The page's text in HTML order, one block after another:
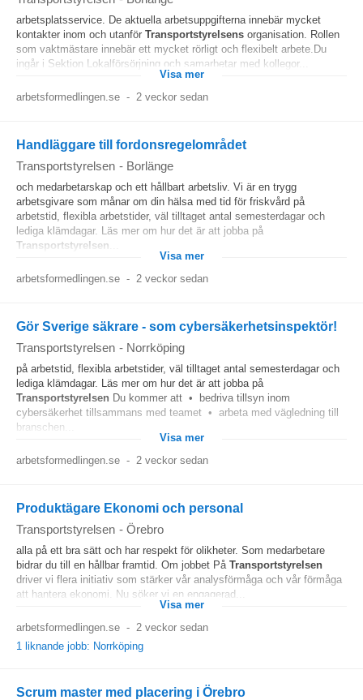
arbetsplatsservice. De aktuella arbetsuppgifterna innebär mycket
kontakter inom och utanför Transportstyrelsens organisation. Rollen
som vaktmästare innebär ett mycket rörligt och flexibelt arbete.Du
ingår i Sektion Lokalförsörjning och samarbetar med kollegor...
Visa mer
arbetsformedlingen.se - 2 veckor sedan
Handläggare till fordonsregelområdet
Transportstyrelsen - Borlänge
och medarbetarskap och ett hållbart arbetsliv. Vi är en trygg
arbetsgivare som månar om din hälsa med tid för friskvård på
arbetstid, flexibla arbetstider, väl tilltaget antal semesterdagar och
lediga klämdagar. Läs mer om hur det är att jobba på
Transportstyrelsen
Visa mer
arbetsformedlingen.se - 2 veckor sedan
Gör Sverige säkrare - som cybersäkerhetsinspektör!
Transportstyrelsen - Norrköping
på arbetstid, flexibla arbetstider, väl tilltaget antal semesterdagar och
lediga klämdagar. Läs mer om hur det är att jobba på
Transportstyrelsen Du kommer att • bedriva tillsyn inom
cybersäkerhet tillsammans med teamet • arbeta med vägledning till
branschen...
Visa mer
arbetsformedlingen.se - 2 veckor sedan
Produktägare Ekonomi och personal
Transportstyrelsen - Örebro
alla på ett bra sätt och har respekt för olikheter. Som medarbetare
bidrar du till en hållbar framtid. Om jobbet På Transportstyrelsen
driver vi flera initiativ som stärker vår analysförmåga och vår förmåga
att hantera ekonomi. Nu söker vi en engagerad...
Visa mer
arbetsformedlingen.se - 2 veckor sedan
1 liknande jobb: Norrköping
Scrum master med placering i Örebro